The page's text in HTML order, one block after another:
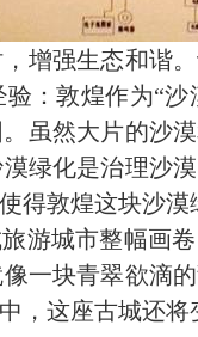
增强生态和谐
：敦煌作为“沙
虽然大片的沙
绿化是治理沙
得敦煌这块沙漠
游城市整幅画
一块青翠欲滴的
这座古城还将